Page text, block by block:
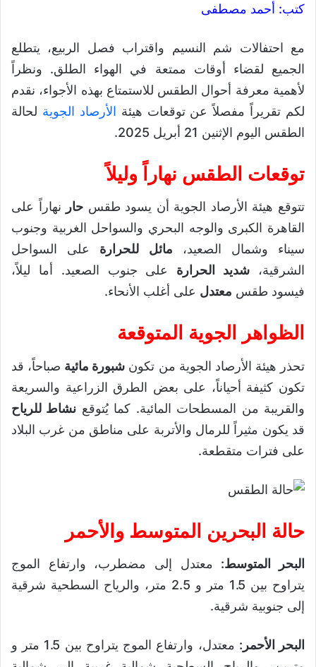
كتب: أحمد مصطفى
مع احتفالات شم النسيم واقتراب فصل الربيع، يتطلع
الجميع لقضاء أوقات ممتعة في الهواء الطلق. ونظراً
لأهمية معرفة أحوال الطقس للاستمتاع بهذه الأجواء، نقدم
لكم تقريراً مفصلاً عن توقعات هيئة الأرصاد الجوية لحالة
الطقس اليوم الإثنين 21 أبريل 2025.
توقعات الطقس نهاراً وليلاً
تتوقع هيئة الأرصاد الجوية أن يسود طقس حار نهاراً على
القاهرة الكبرى والوجه البحري والسواحل الغربية وجنوب
سيناء وشمال الصعيد، مائل للحرارة على السواحل
الشرقية، شديد الحرارة على جنوب الصعيد. أما ليلاً،
فيسود طقس معتدل على أغلب الأنحاء.
الظواهر الجوية المتوقعة
تحذر هيئة الأرصاد الجوية من تكون شبورة مائية صباحاً، قد
تكون كثيفة أحياناً، على بعض الطرق الزراعية والسريعة
والقريبة من المسطحات المائية. كما يُتوقع نشاط للرياح
قد يكون مثيراً للرمال والأتربة على مناطق من غرب البلاد
على فترات متقطعة.
حالة البحرين المتوسط والأحمر
البحر المتوسط: معتدل إلى مضطرب، وارتفاع الموج
يتراوح بين 1.5 متر و 2.5 متر، والرياح السطحية شرقية
إلى جنوبية شرقية.
البحر الأحمر:
معتدل، وارتفاع الموج يتراوح بين 1.5 متر و